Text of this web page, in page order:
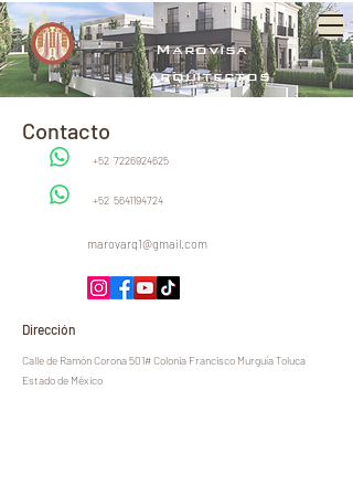
Marovisa
arquitectos
Contacto
+52 7226924625
+52 5641194724
marovarq1@gmail.com
Dirección
Calle de Ramón Corona 501# Colonia Francisco Murguía Toluca
Estado de México